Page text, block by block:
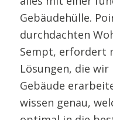
Gebäudehülle.
durchdachten
Sempt, erfordert
Lösungen, die
Gebäude
wissen genau,